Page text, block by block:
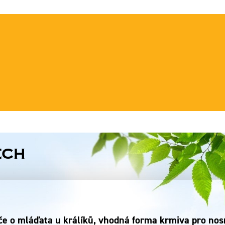
o mláďata u králíků, vhodná forma krmiva pro